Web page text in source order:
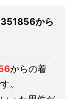
から
からの着
。